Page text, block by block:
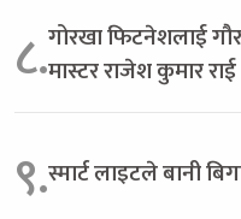
८.गोरखा फिटनेशलाई
मास्टर राजेश कुमार
९.स्मार्ट लाइटले बानी